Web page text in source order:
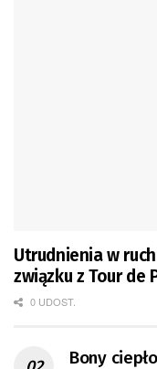
Utrudnienia w
związku z Tour de
0 UDOST.
Bony